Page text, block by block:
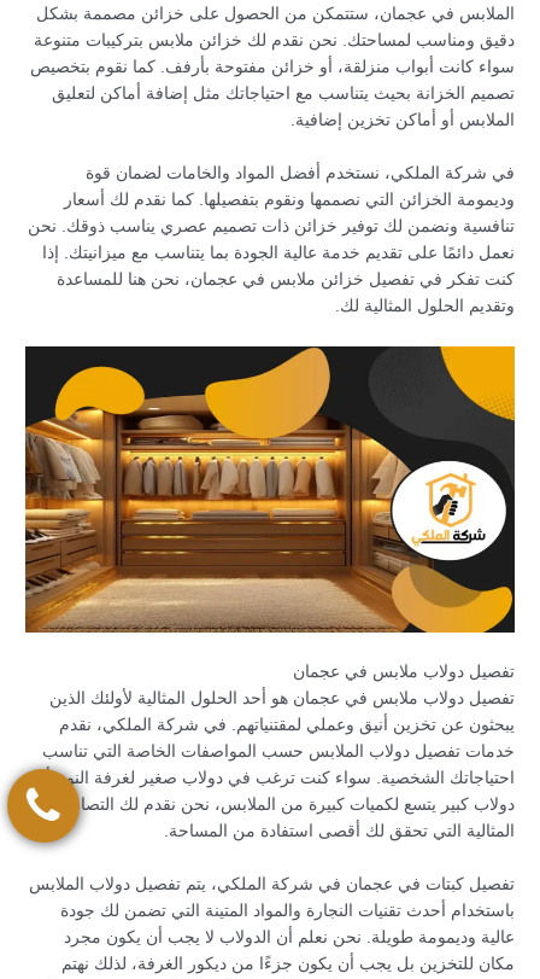
الملابس في عجمان، ستتمكن من الحصول على خزائن مصممة بشكل
دقيق ومناسب لمساحتك. نحن نقدم لك خزائن ملابس بتركيبات متنوعة
سواء كانت أبواب منزلقة، أو خزائن مفتوحة بأرفف. كما نقوم بتخصيص
تصميم الخزانة بحيث يتناسب مع احتياجاتك مثل إضافة أماكن لتعليق
الملابس أو أماكن تخزين إضافية.
في شركة الملكي، نستخدم أفضل المواد والخامات لضمان قوة
وديمومة الخزائن التي نصممها ونقوم بتفصيلها. كما نقدم لك أسعار
تنافسية ونضمن لك توفير خزائن ذات تصميم عصري يناسب ذوقك. نحن
نعمل دائمًا على تقديم خدمة عالية الجودة بما يتناسب مع ميزانيتك. إذا
كنت تفكر في تفصيل خزائن ملابس في عجمان، نحن هنا للمساعدة
وتقديم الحلول المثالية لك.
تفصيل دولاب ملابس في عجمان
تفصيل دولاب ملابس في عجمان هو أحد الحلول المثالية لأولئك الذين
يبحثون عن تخزين أنيق وعملي لمقتنياتهم. في شركة الملكي، نقدم
خدمات تفصيل دولاب الملابس حسب المواصفات الخاصة التي تناسب
احتياجاتك الشخصية. سواء كنت ترغب في دولاب صغير لغرفة النوم أو
دولاب كبير يتسع لكميات كبيرة من الملابس، نحن نقدم لك التصاميم
المثالية التي تحقق لك أقصى استفادة من المساحة.
تفصيل كبتات في عجمان في شركة الملكي، يتم تفصيل دولاب الملابس
باستخدام أحدث تقنيات النجارة والمواد المتينة التي تضمن لك جودة
عالية وديمومة طويلة. نحن نعلم أن الدولاب لا يجب أن يكون مجرد
مكان للتخزين بل يجب أن يكون جزءًا من ديكور الغرفة، لذلك نهتم